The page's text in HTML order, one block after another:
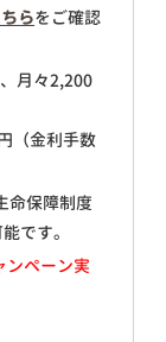
らをご確認
月々2,200
（金利手数
命保障制度
です。
ペーン実